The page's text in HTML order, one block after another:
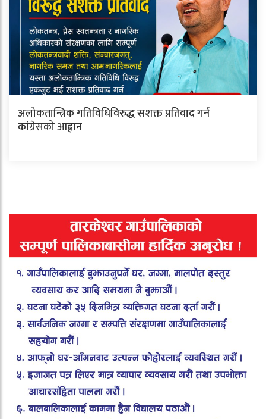
अलोकतान्त्रिक गतिविधिविरुद्ध सशक्त प्रतिवाद गर्न
कांग्रेसको आह्वान